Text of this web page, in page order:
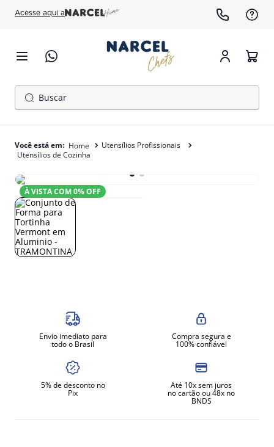
Acesse aqui a
Buscar
Utensílios Profissionais
Utensílios de Cozinha
À VISTA COM0% OFF
Envio imediato para
todo o Brasil
Compra segura e
100% confiável
5% de desconto no
Pix
Até 10x sem juros
no cartão ou 48x no
BNDS
1º
cafeteira
3º
freezer
4º
forno
5 º
gelopar
6º
panela pressão
amassadeira
fritadeira